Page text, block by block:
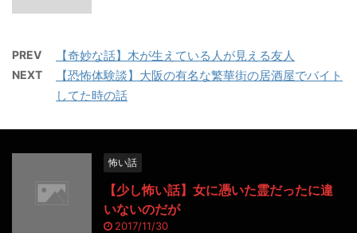
PREV 【奇妙な話】木が生えている人が見える友人
NEXT
【恐怖体験談】大阪の有名な繁華街の居酒屋でバイト
してた時の話
怖い話
【少し怖い話】女に憑いた霊だったに違
いないのだが
2017/11/30